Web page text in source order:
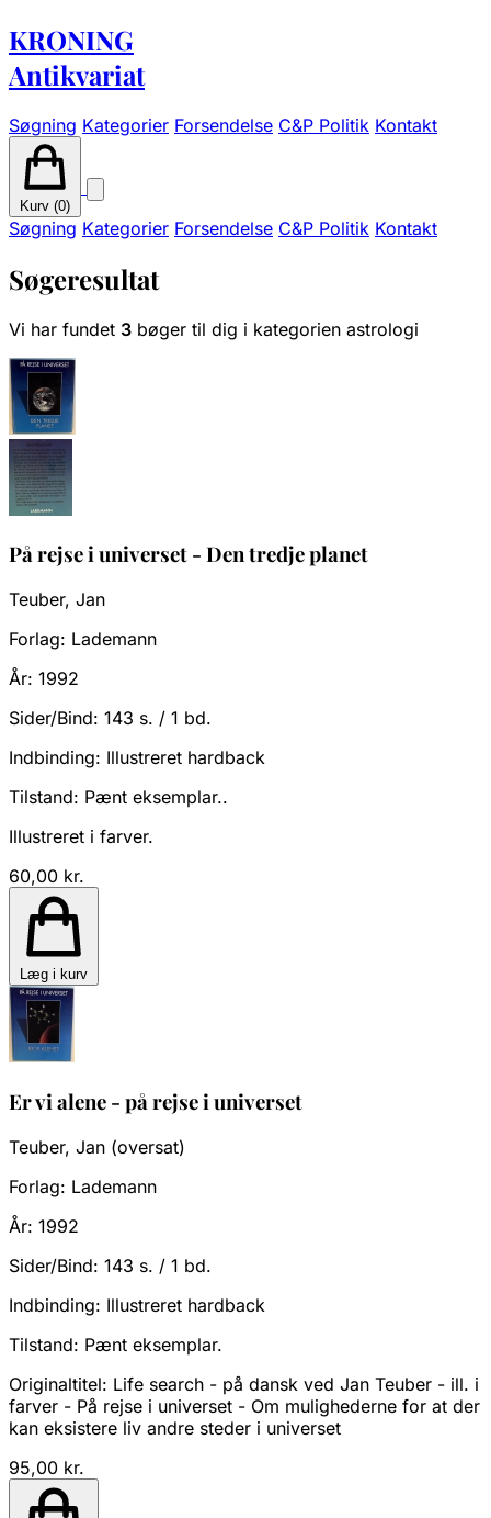
KRONING
Antikvariat
Søgning Kategorier Forsendelse C&P Politik Kontakt
Kurv (0)
Søgning Kategorier Forsendelse C&P Politik Kontakt
Søgeresultat
Vi har fundet 3 bøger til dig i kategorien astrologi
På rejse i universet - Den tredje planet
Teuber, Jan
Forlag: Lademann
År: 1992
Sider/Bind: 143 s. / 1 bd.
Indbinding: Illustreret hardback
Tilstand: Pænt eksemplar..
Illustreret i farver.
60,00 kr.
Læg i kurv
Er vi alene - på rejse i universet
Teuber, Jan (oversat)
Forlag: Lademann
År: 1992
Sider/Bind: 143 s. / 1 bd.
Indbinding: Illustreret hardback
Tilstand: Pænt eksemplar.
Originaltitel: Life search - på dansk ved Jan Teuber - ill. i
farver - På rejse i universet - Om mulighederne for at der
kan eksistere liv andre steder i universet
95,00 kr.